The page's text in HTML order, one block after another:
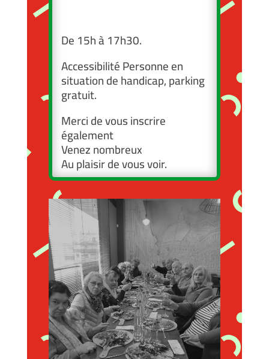
De 15h à 17h30.
Accessibilité Personne en
situation de handicap, parking
gratuit.
Merci de vous inscrire
également
Venez nombreux
Au plaisir de vous voir.